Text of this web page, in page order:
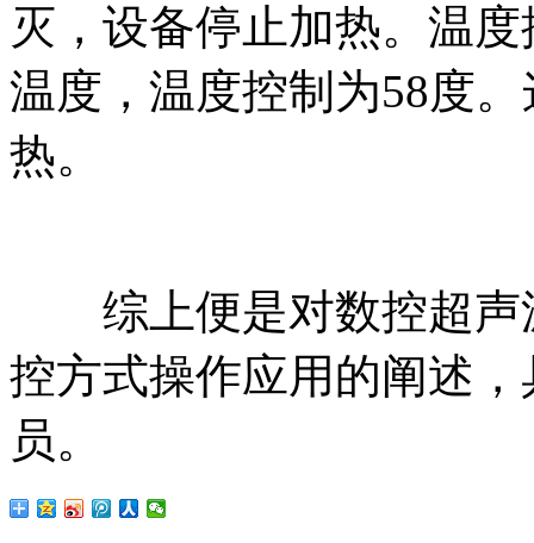
灭，设备停止加热。温
温度，温度控制为58度
热。
综上便是对数控超声
控方式操作应用的阐述
员。